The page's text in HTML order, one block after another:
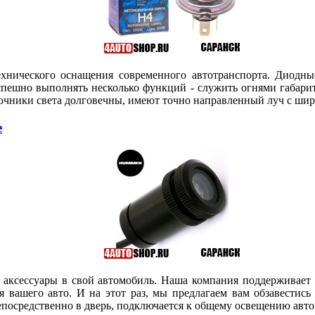
оснащения современного автотранспорта.
выполнять несколько функций - служить огнями
света долговечны, имеют точно направленный луч с
в свой автомобиль. Наша компания
вашего авто. И на этот раз, мы предлагаем вам
в дверь, подключается к общему освещению